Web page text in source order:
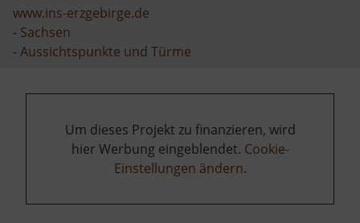
www.ins-erzgebirge.de
- Sachsen
-Aussichtspunkte und Türme
Um dieses Projekt zu finanzieren, wird
hier Werbung eingeblendet. Cookie-
Einstellungen ändern.